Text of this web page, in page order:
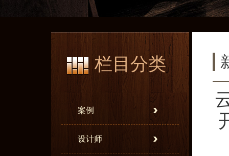
栏目分类
案例
设计师